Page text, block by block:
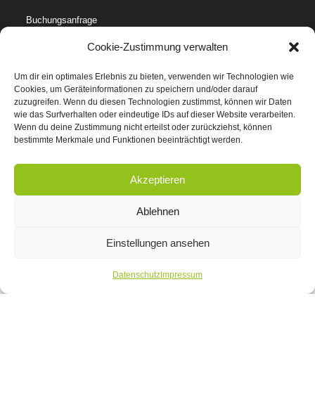
Cookie-Zustimmung verwalten
Um dir ein optimales Erlebnis zu bieten, verwenden wir Technologien wie
Cookies, um Geräteinformationen zu speichern und/oder darauf
zuzugreifen. Wenn du diesen Technologien zustimmst, können wir Daten
wie das Surfverhalten oder eindeutige IDs auf dieser Website verarbeiten.
Wenn du deine Zustimmung nicht erteilst oder zurückziehst, können
bestimmte Merkmale und Funktionen beeinträchtigt werden.
Akzeptieren
Ablehnen
Einstellungen ansehen
Datenschutz Impressum
Buchungsanfrage
Datenschutz
Datenschutz
Impressum